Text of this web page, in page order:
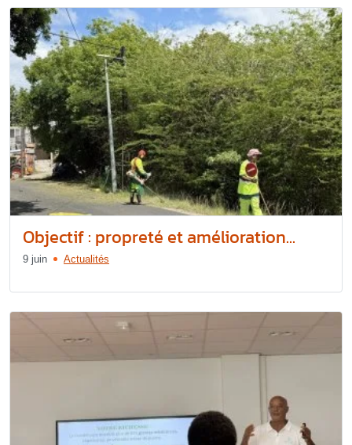
Objectif : propreté et amélioration...
9 juin Actualités